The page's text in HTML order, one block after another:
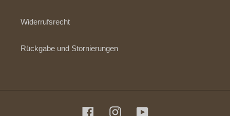
Widerrufsrecht
Rückgabe und Stornierungen
FacebookInstagramYouTube